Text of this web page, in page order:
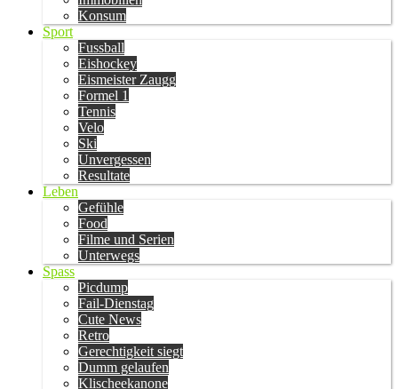
Konsum
Sport
Fussball
Eishockey
Eismeister Zaugg
Formel 1
Tennis
Velo
Ski
Unvergessen
Resultate
Leben
Gefühle
Food
Filme und Serien
Unterwegs
Spass
Picdump
Fail-Dienstag
Cute News
Retro
Gerechtigkeit siegt
Dumm gelaufen
Klischeekanone